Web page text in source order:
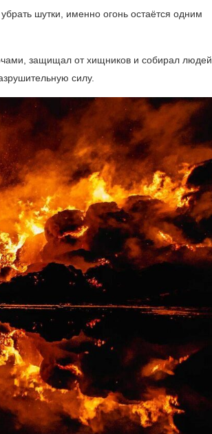
шутки, именно огонь остаётся одним
защищал от хищников и собирал людей
силу.